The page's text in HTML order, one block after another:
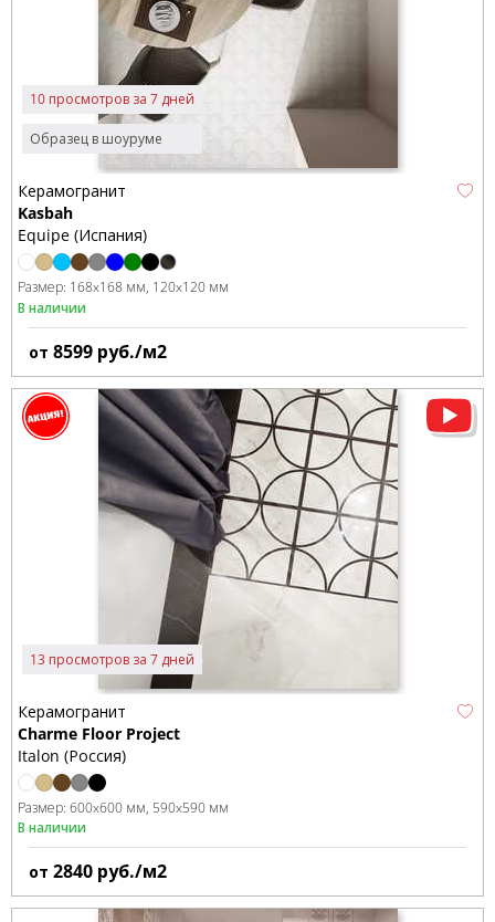
Образец в шоуруме
10 просмотров за 7 дней
Керамогранит
Kasbah
Equipe (Испания)
Размер: 168x168 мм 120x120 мм
В наличии
от 8599 руб./м2
13 просмотров за 7 дней
Керамогранит
Charme Floor Project
Italon (Россия)
Размер: 600x600 мм 590x590 мм
В наличии
от 2840 руб./м2